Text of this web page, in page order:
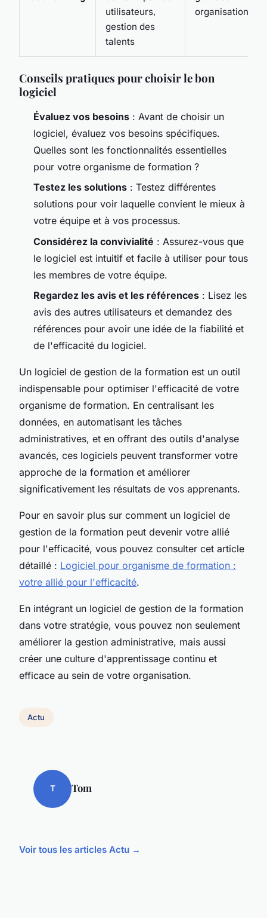
utilisateurs,
gestion des
talents
organisations
Conseils pratiques pour choisir le bon
logiciel
Évaluez vos besoins : Avant de choisir un
logiciel, évaluez vos besoins spécifiques.
Quelles sont les fonctionnalités essentielles
pour votre organisme de formation ?
Testez les solutions : Testez différentes
solutions pour voir laquelle convient le mieux à
votre équipe et à vos processus.
Considérez la convivialité : Assurez-vous que
le logiciel est intuitif et facile à utiliser pour tous
les membres de votre équipe.
Regardez les avis et les références : Lisez les
avis des autres utilisateurs et demandez des
références pour avoir une idée de la fiabilité et
de l'efficacité du logiciel.
Un logiciel de gestion de la formation est un outil
indispensable pour optimiser l'efficacité de votre
organisme de formation. En centralisant les
données, en automatisant les tâches
administratives, et en offrant des outils d'analyse
avancés, ces logiciels peuvent transformer votre
approche de la formation et améliorer
significativement les résultats de vos apprenants.
Pour en savoir plus sur comment un logiciel de
gestion de la formation peut devenir votre allié
pour l'efficacité, vous pouvez consulter cet article
détaillé : Logiciel pour organisme de formation :
votre allié pour l'efficacité.
En intégrant un logiciel de gestion de la formation
dans votre stratégie, vous pouvez non seulement
améliorer la gestion administrative, mais aussi
créer une culture d'apprentissage continu et
efficace au sein de votre organisation.
Actu
T Tom
Voir tous les articles Actu →